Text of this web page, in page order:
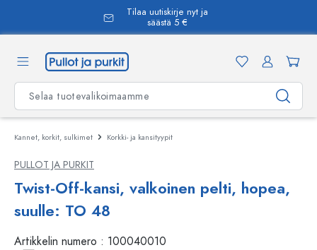
Tilaa uutiskirje nyt ja
säästä 5 €
Kannet, korkit, sulkimet Korkki- ja kansityypit
PULLOT JA PURKIT
Twist-Off-kansi, valkoinen pelti, hopea,
suulle: TO 48
Artikkelin numero : 100040010